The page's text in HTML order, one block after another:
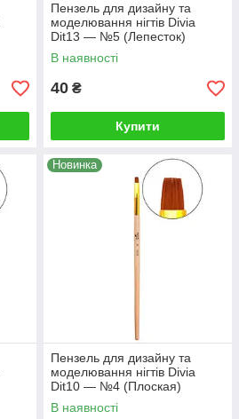
Пензель для дизайну та
моделювання нігтів Divia
Dit13 — №5 (Лепесток)
В наявності
40 ₴
Купити
Новинка
Пензель для дизайну та
моделювання нігтів Divia
Dit10 — №4 (Плоская)
В наявності